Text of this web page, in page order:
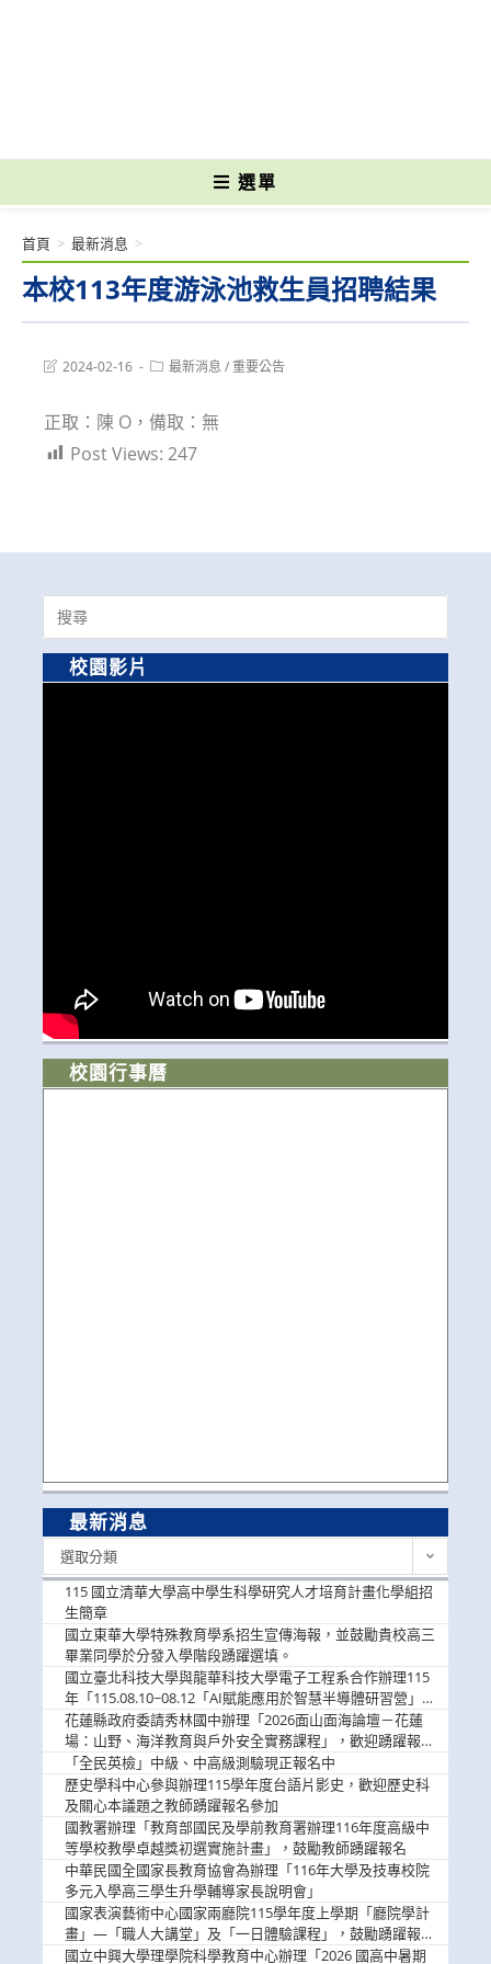
選單
本校113年度游泳池救生員招聘結果
首頁 > 最新消息 >
Post2024-02-16
Post最新消息 /重要公告
正取：陳 O，備取：無
Post Views: 247
Search
for:
校園影片
校園行事曆
最新消息
選取分類
115 國立清華大學高中學生科學研究人才培育計畫化學組招
生簡章
國立東華大學特殊教育學系招生宣傳海報，並鼓勵貴校高三
畢業同學於分發入學階段踴躍選填。
國立臺北科技大學與龍華科技大學電子工程系合作辦理115
年「115.08.10~08.12「AI賦能應用於智慧半導體研習營」，
歡迎學生踴躍報名參加
花蓮縣政府委請秀林國中辦理「2026面山面海論壇－花蓮
場：山野、海洋教育與戶外安全實務課程」，歡迎踴躍報名
參加
「全民英檢」中級、中高級測驗現正報名中
歷史學科中心參與辦理115學年度台語片影史，歡迎歷史科
及關心本議題之教師踴躍報名參加
國教署辦理「教育部國民及學前教育署辦理116年度高級中
等學校教學卓越獎初選實施計畫」，鼓勵教師踴躍報名
中華民國全國家長教育協會為辦理「116年大學及技專校院
多元入學高三學生升學輔導家長說明會」
國家表演藝術中心國家兩廳院115學年度上學期「廳院學計
畫」—「職人大講堂」及「一日體驗課程」，鼓勵踴躍報名
參與。
國立中興大學理學院科學教育中心辦理「2026 國高中暑期